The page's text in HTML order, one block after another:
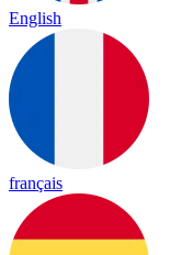
English
français